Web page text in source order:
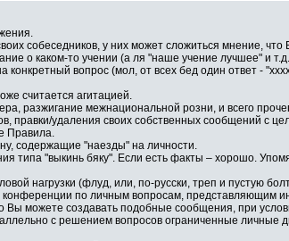
собеседников, у них может сложиться мнение, что
о каком-то учении (а ля "наше учение лучшее" и
вопрос (мол, от всех бед один ответ -
считается агитацией.
разжигание межнациональной розни, и всего
правки/удаления своих собственных сообщений с
Правила.
содержащие "наезды" на личности.
типа "выкинь бяку". Если есть факты – хорошо.
нагрузки (флуд, или, по-русски, треп и пустую
по личным вопросам, представляющим
можете создавать подобные сообщения, при
с решением вопросов ограниченные личные